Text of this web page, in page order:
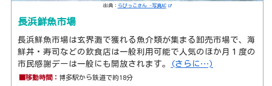
出典： らびっこさん -写真AC
長浜鮮魚市場
長浜鮮魚市場は玄界灘で獲れる魚介類が集まる卸売市場で、海
鮮丼・寿司などの飲食店は一般利用可能で人気のほか月１度の
市民感謝デーは一般にも開放されます。
(さらに…)
■移動時間：博多駅から鉄道で約18分